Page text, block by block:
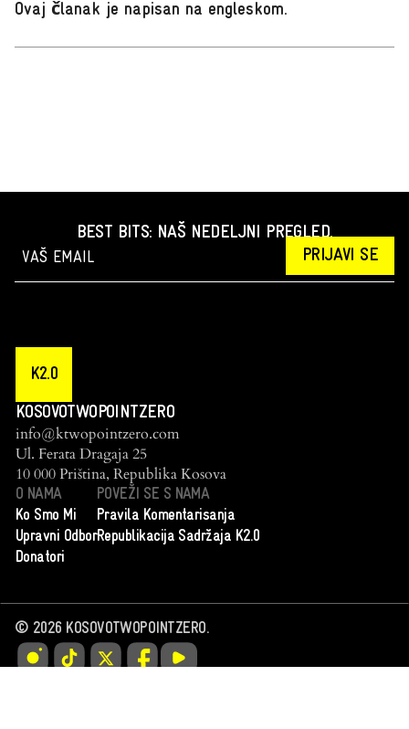
Ovaj članak je napisan na engleskom.
BEST BITS: NAŠ NEDELJNI PREGLED.
PRIJAVI SE
K2.0
KOSOVOTWOPOINTZERO
info@ktwopointzero.com
Ul. Ferata Dragaja 25
10 000 Priština, Republika Kosova
O NAMA
Ko Smo Mi
Upravni Odbor
Donatori
POVEŽI SE S NAMA
Pravila Komentarisanja
Republikacija Sadržaja K2.0
© 2026KOSOVOTWOPOINTZERO.